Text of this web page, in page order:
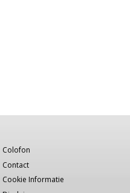
Colofon
Contact
Cookie Informatie